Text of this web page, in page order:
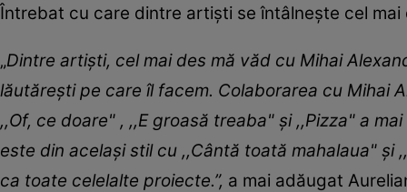
Întrebat cu care dintre artiști se întâlnește cel
„Dintre artiști, cel mai des mă văd cu Mihai
lăutărești pe care îl facem. Colaborarea cu Mihai
,,Of, ce doare" , ,,E groasă treaba" și ,,Pizza" a
este din același stil cu ,,Cântă toată mahalaua" și
ca toate celelalte proiecte.”, a mai adăugat